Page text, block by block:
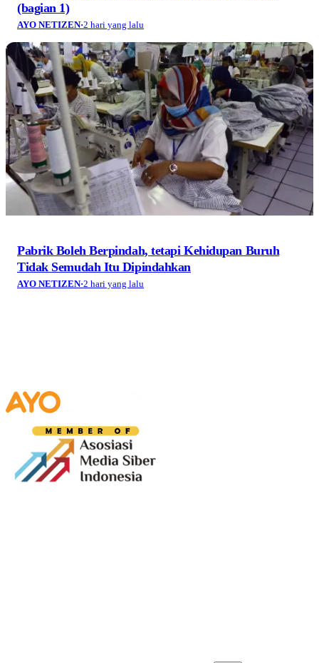
(bagian 1)
AYO NETIZEN·2 hari yang lalu
Pabrik Boleh Berpindah, tetapi Kehidupan Buruh
Tidak Semudah Itu Dipindahkan
AYO NETIZEN·2 hari yang lalu